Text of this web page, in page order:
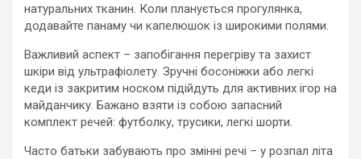
натуральних тканин. Коли планується прогулянка,
додавайте панаму чи капелюшок із широкими полями.
Важливий аспект – запобігання перегріву та захист
шкіри від ультрафіолету. Зручні босоніжки або легкі
кеди із закритим носком підійдуть для активних ігор на
майданчику. Бажано взяти із собою запасний
комплект речей: футболку, трусики, легкі шорти.
Часто батьки забувають про змінні речі – у розпал літа